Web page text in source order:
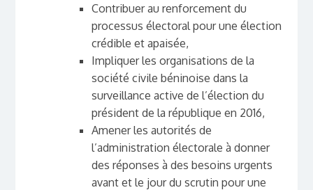
Contribuer au renforcement du
processus électoral pour une élection
crédible et apaisée,
Impliquer les organisations de la
société civile béninoise dans la
surveillance active de l’élection du
président de la république en 2016,
Amener les autorités de
l’administration électorale à donner
des réponses à des besoins urgents
avant et le jour du scrutin pour une